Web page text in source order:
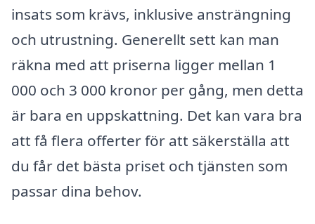
insats som krävs, inklusive ansträngning
och utrustning. Generellt sett kan man
räkna med att priserna ligger mellan 1
000 och 3 000 kronor per gång, men detta
är bara en uppskattning. Det kan vara bra
att få flera offerter för att säkerställa att
du får det bästa priset och tjänsten som
passar dina behov.